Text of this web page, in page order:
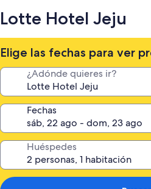
Lotte Hotel Jeju
Elige las fechas para ver
¿Adónde quieres ir?
Fechas
Huéspedes